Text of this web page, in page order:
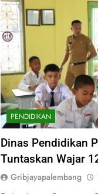
PENDIDIKAN
Dinas Pendidikan
Tuntaskan Wajar
Gribjayapalembang